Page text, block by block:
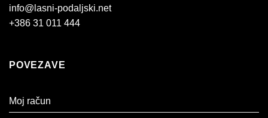
info@lasni-podaljski.net
+386 31 011 444
POVEZAVE
Moj račun